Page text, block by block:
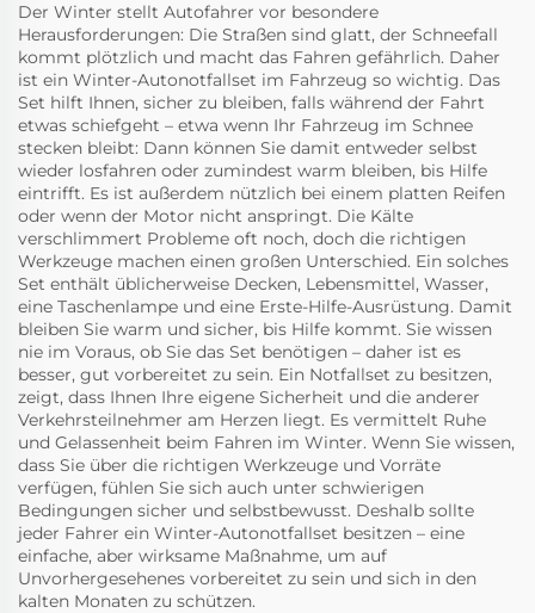
Der Winter stellt Autofahrer vor besondere
Herausforderungen: Die Straßen sind glatt, der Schneefall
kommt plötzlich und macht das Fahren gefährlich. Daher
ist ein Winter-Autonotfallset im Fahrzeug so wichtig. Das
Set hilft Ihnen, sicher zu bleiben, falls während der Fahrt
etwas schiefgeht – etwa wenn Ihr Fahrzeug im Schnee
stecken bleibt: Dann können Sie damit entweder selbst
wieder losfahren oder zumindest warm bleiben, bis Hilfe
eintrifft. Es ist außerdem nützlich bei einem platten Reifen
oder wenn der Motor nicht anspringt. Die Kälte
verschlimmert Probleme oft noch, doch die richtigen
Werkzeuge machen einen großen Unterschied. Ein solches
Set enthält üblicherweise Decken, Lebensmittel, Wasser,
eine Taschenlampe und eine Erste-Hilfe-Ausrüstung. Damit
bleiben Sie warm und sicher, bis Hilfe kommt. Sie wissen
nie im Voraus, ob Sie das Set benötigen – daher ist es
besser, gut vorbereitet zu sein. Ein Notfallset zu besitzen,
zeigt, dass Ihnen Ihre eigene Sicherheit und die anderer
Verkehrsteilnehmer am Herzen liegt. Es vermittelt Ruhe
und Gelassenheit beim Fahren im Winter. Wenn Sie wissen,
dass Sie über die richtigen Werkzeuge und Vorräte
verfügen, fühlen Sie sich auch unter schwierigen
Bedingungen sicher und selbstbewusst. Deshalb sollte
jeder Fahrer ein Winter-Autonotfallset besitzen – eine
einfache, aber wirksame Maßnahme, um auf
Unvorhergesehenes vorbereitet zu sein und sich in den
kalten Monaten zu schützen.